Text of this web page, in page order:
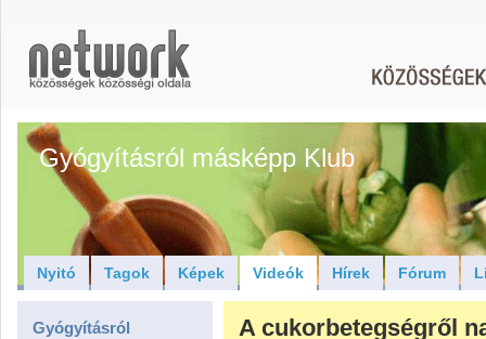
Gyógyításról másképp Klub
Nyitó Tagok Képek Videók Hírek Fórum
Gyógyításról
A cukorbetegségről